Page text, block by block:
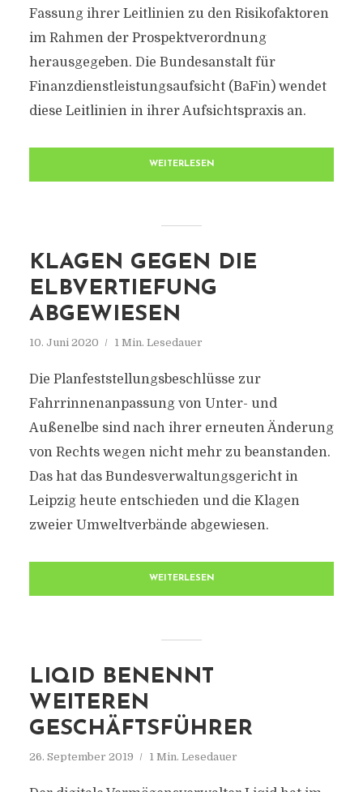
Fassung ihrer Leitlinien zu den Risikofaktoren
im Rahmen der Prospektverordnung
herausgegeben. Die Bundesanstalt für
Finanzdienstleistungsaufsicht (BaFin) wendet
diese Leitlinien in ihrer Aufsichtspraxis an.
WEITERLESEN
KLAGEN GEGEN DIE
ELBVERTIEFUNG
ABGEWIESEN
10. Juni 2020 1 Min. Lesedauer
Die Planfeststellungsbeschlüsse zur
Fahrrinnenanpassung von Unter- und
Außenelbe sind nach ihrer erneuten Änderung
von Rechts wegen nicht mehr zu beanstanden.
Das hat das Bundesverwaltungsgericht in
Leipzig heute entschieden und die Klagen
zweier Umweltverbände abgewiesen.
WEITERLESEN
LIQID BENENNT
WEITEREN
GESCHÄFTSFÜHRER
26. September 2019 1 Min. Lesedauer